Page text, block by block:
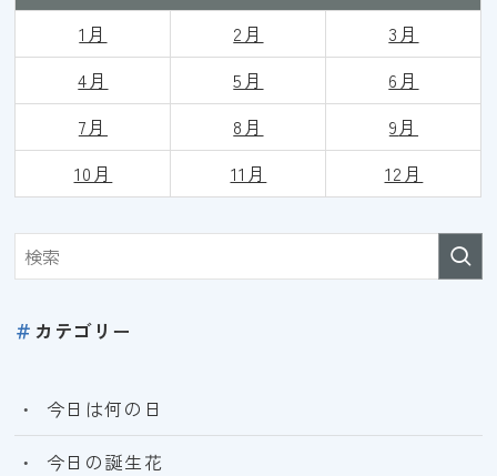
1月
2月
3月
4月
5月
6月
7月
8月 9月
10月
11月 12月
＃ カテゴリー
今日は何の日
今日の誕生花